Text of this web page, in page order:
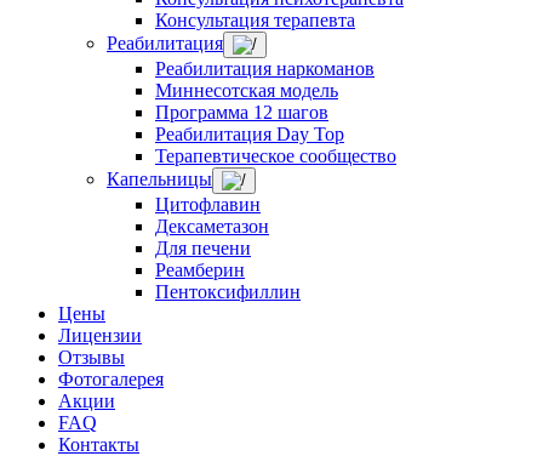
Консультация терапевта
Реабилитация
Реабилитация наркоманов
Миннесотская модель
Программа 12 шагов
Реабилитация Day Top
Терапевтическое сообщество
Капельницы
Цитофлавин
Дексаметазон
Для печени
Реамберин
Пентоксифиллин
Цены
Лицензии
Отзывы
Фотогалерея
Акции
FAQ
Контакты